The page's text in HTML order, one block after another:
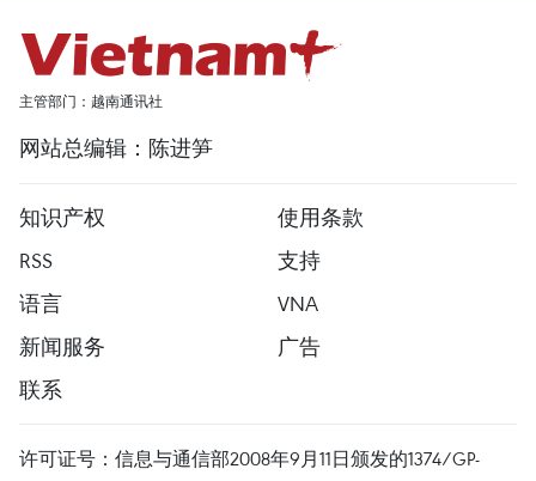
主管部门：越南通讯社
网站总编辑：陈进笋
知识产权
使用条款
RSS
支持
语言
VNA
新闻服务
广告
联系
许可证号：信息与通信部2008年9月11日颁发的1374/GP-